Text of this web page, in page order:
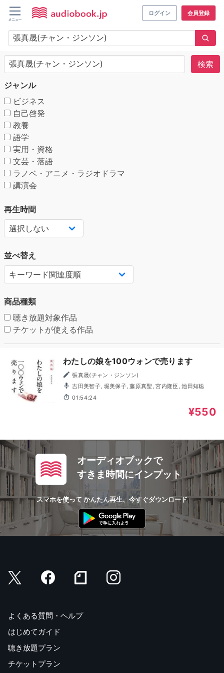
ログイン 会員登録
検索
ジャンル
ビジネス
自己啓発
教養
語学
実用・資格
文芸・落語
ラノベ・アニメ・ラジオドラマ
講演会
再生時間
並べ替え
商品種類
聴き放題対象作品
チケットが使える作品
わたしの娘を100ウォンで売ります
張真晟(チャン・ジンソン)
吉田美智子, 堀美保子, 藤原真聖, 宮内隆臣, 池田知聡
01:54:24
¥550
オーディオブックで
すきま時間にインプット
スマホを使って かんたん再生、今すぐダウンロード
よくある質問・ヘルプ
はじめてガイド
聴き放題プラン
チケットプラン